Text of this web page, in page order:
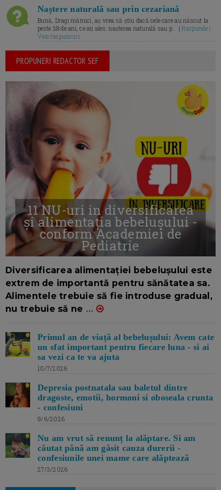
Naștere naturală sau prin cezariană
Bună, Dragi mămici, aș vrea să știu dacă cele care au născut la
peste 38 de ani, ce ați ales: nașterea naturală sau p... |Raspunde |
Vezi raspunsuri
PROPUNERI REDACTOR SEF
11 NU-uri in diversificarea
și alimentația bebelușului -
conform Academiei de
Pediatrie
Diversificarea alimentației bebelușului este
extrem de importantă pentru sănătatea sa.
Alimentele trebuie să fie introduse gradual,
nu trebuie să ne ...
Primul an de viață al bebelușului: Avem cate
un sfat important pentru fiecare luna - si ai
sa vezi ca te va ajuta
10/7/2026
Depresia postnatala sau baletul dintre
dragoste, emotii, hormoni si oboseala crunta
- confesiuni
9/6/2026
Nu am vrut să renunț la alăptare. Si am
căutat până am găsit cauza durerii -
confesiunile unei mame care alăptează
27/3/2026